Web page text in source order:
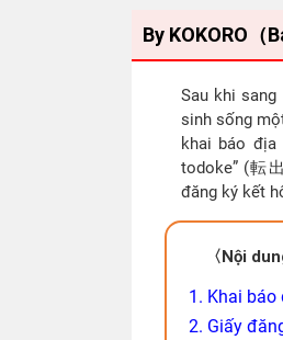
By KOKORO
Sau khi
sinh sống
khai báo địa
todoke” (転
đăng ký kết
〈Nội
1. Khai báo
2. Giấy